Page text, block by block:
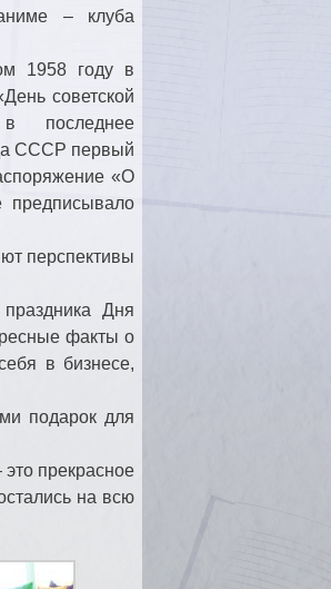
– клуба
1958 году в
советской
последнее
СССР первый
«О
предписывало
перспективы
Дня
факты о
в бизнесе,
подарок для
прекрасное
на всю